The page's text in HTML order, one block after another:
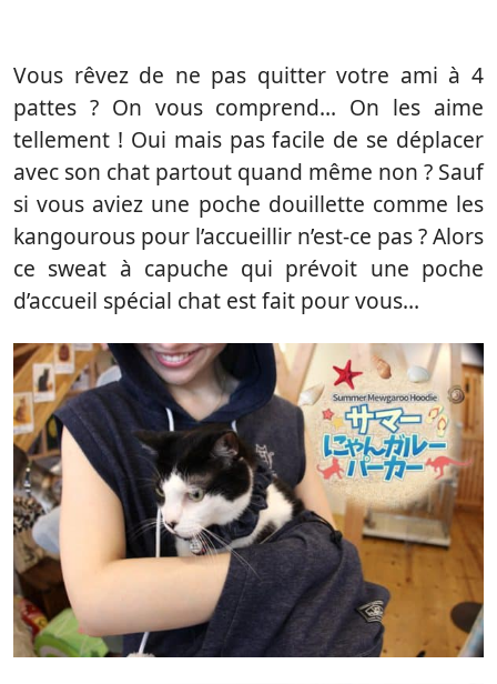
Vous rêvez de ne pas quitter votre ami à 4
pattes ? On vous comprend… On les aime
tellement ! Oui mais pas facile de se déplacer
avec son chat partout quand même non ? Sauf
si vous aviez une poche douillette comme les
kangourous pour l’accueillir n’est-ce pas ? Alors
ce sweat à capuche qui prévoit une poche
d’accueil spécial chat est fait pour vous…